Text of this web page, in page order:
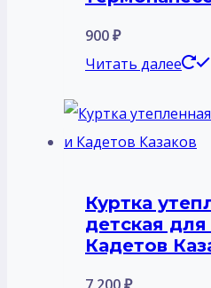
900₽
Читать далее
Куртка
детская
Кадетов